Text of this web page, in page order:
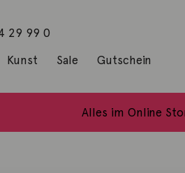
29 99 0
Kunst Sale Gutschein
Alles im Online